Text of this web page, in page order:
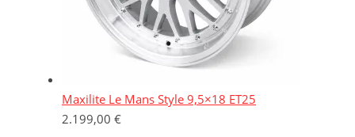
Maxilite Le Mans Style 9,5×18 ET25
2.199,00 €